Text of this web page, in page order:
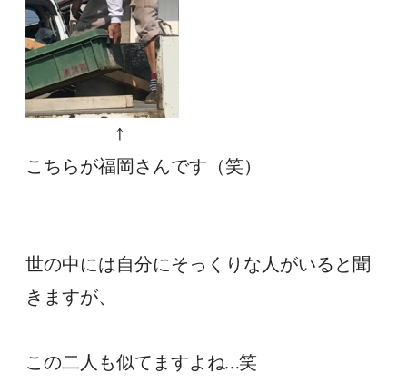
↑
こちらが福岡さんです（笑）
世の中には自分にそっくりな人がいると聞
きますが、
この二人も似てますよね…笑